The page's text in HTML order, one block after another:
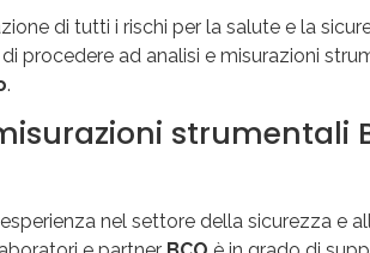
di tutti i rischi per la salute e la
procedere ad analisi e misurazioni
.
strumentali
nel settore della sicurezza e